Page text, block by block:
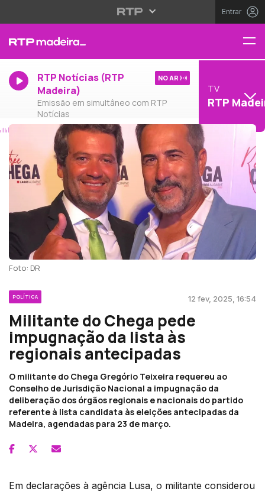
Entrar
RTP Notícias (RTP
Madeira)
Emissão em simultâneo com RTP
Notícias
NO AR
TV
RTP
Foto: DR
POLÍTICA 12 fev, 2025, 16:54
Militante do Chega pede
impugnação da lista às
regionais antecipadas
O militante do Chega Gregório Teixeira requereu ao
Conselho de Jurisdição Nacional a impugnação da
deliberação dos órgãos regionais e nacionais do partido
referente à lista candidata às eleições antecipadas da
Madeira, agendadas para 23 de março.
Em declarações à agência Lusa, o militante considerou